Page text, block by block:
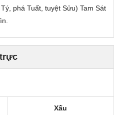
phá Tuất, tuyệt Sửu) Tam Sát
Xấu